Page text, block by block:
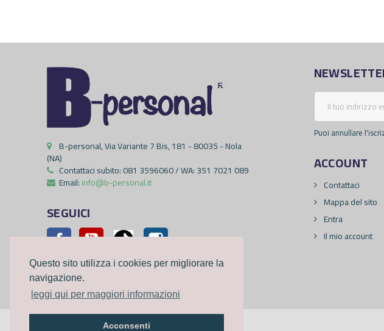
Questo sito utilizza i cookies per migliorare la
navigazione.
leggi qui per maggiori informazioni
Acconsenti
B-personal, Via Variante 7 Bis, 181 - 80035 - Nola
(NA)
Contattaci subito:081 3596060 / WA: 351 7021 089
Email:info@b-personal.it
SEGUICI
Facebook YouTube Pinterest
Puoi annullare
ACCOUNT
Contattaci
Mappa del sito
Entra
Il mio account